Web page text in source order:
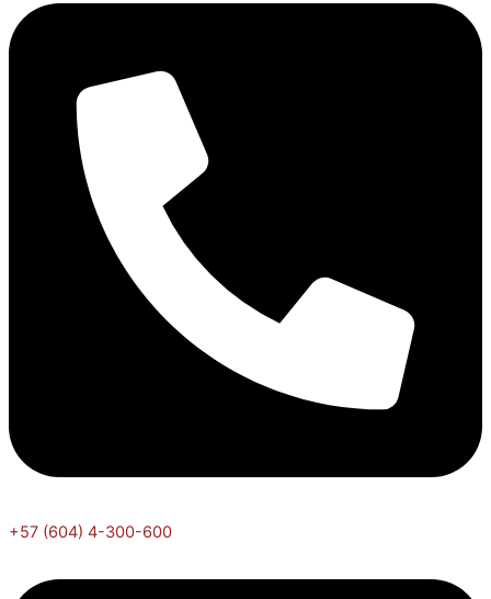
+57 (604) 4-300-600